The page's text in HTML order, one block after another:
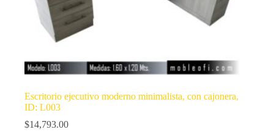
Escritorio ejecutivo moderno minimalista, con cajonera,
ID: L003
$14,793.00